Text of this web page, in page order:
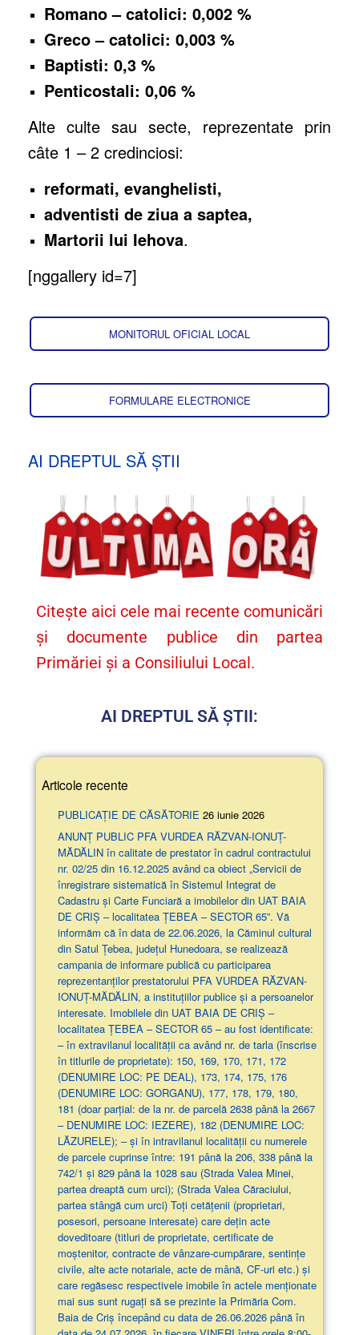
Romano – catolici: 0,002 %
Greco – catolici: 0,003 %
Baptisti: 0,3 %
Penticostali: 0,06 %
Alte culte sau secte, reprezentate prin
câte 1 – 2 credinciosi:
reformati, evanghelisti,
adventisti de ziua a saptea,
Martorii lui Iehova.
[nggallery id=7]
MONITORUL OFICIAL LOCAL
FORMULARE ELECTRONICE
AI DREPTUL SĂ ȘTII
Citește aici cele mai recente comunicări
și documente publice din partea
Primăriei și a Consiliului Local.
AI DREPTUL SĂ ȘTII:
Articole recente
PUBLICAȚIE DE CĂSĂTORIE 26 iunie 2026
ANUNŢ PUBLIC PFA VURDEA RĂZVAN-IONUȚ-
MĂDĂLIN în calitate de prestator în cadrul contractului
nr. 02/25 din 16.12.2025 având ca obiect „Servicii de
înregistrare sistematică în Sistemul Integrat de
Cadastru și Carte Funciară a imobilelor din UAT BAIA
DE CRIȘ – localitatea ȚEBEA – SECTOR 65”. Vă
informăm că în data de 22.06.2026, la Căminul cultural
din Satul Țebea, județul Hunedoara, se realizează
campania de informare publică cu participarea
reprezentanților prestatorului PFA VURDEA RĂZVAN-
IONUȚ-MĂDĂLIN, a instituțiilor publice și a persoanelor
interesate. Imobilele din UAT BAIA DE CRIȘ –
localitatea ȚEBEA – SECTOR 65 – au fost identificate:
– în extravilanul localităţii ca având nr. de tarla (înscrise
în titlurile de proprietate): 150, 169, 170, 171, 172
(DENUMIRE LOC: PE DEAL), 173, 174, 175, 176
(DENUMIRE LOC: GORGANU), 177, 178, 179, 180,
181 (doar parţial: de la nr. de parcelă 2638 până la 2667
– DENUMIRE LOC: IEZERE), 182 (DENUMIRE LOC:
LĂZURELE); – și în intravilanul localității cu numerele
de parcele cuprinse între: 191 până la 206, 338 până la
742/1 și 829 până la 1028 sau (Strada Valea Minei,
partea dreaptă cum urci); (Strada Valea Căraciului,
partea stângă cum urci) Toți cetățenii (proprietari,
posesori, persoane interesate) care dețin acte
doveditoare (titluri de proprietate, certificate de
moștenitor, contracte de vânzare-cumpărare, sentințe
civile, alte acte notariale, acte de mână, CF-uri etc.) și
care regăsesc respectivele imobile în actele menționate
mai sus sunt rugați să se prezinte la Primăria Com.
Baia de Criș începând cu data de 26.06.2026 până în